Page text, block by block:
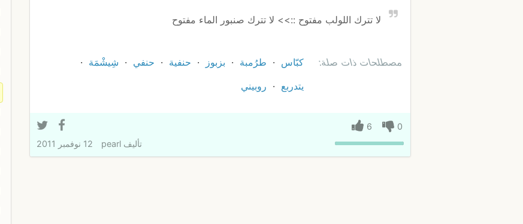
لا تترك اللولب مفتوح ::>> لا تترك صنبور الماء مفتوح
مصطلحات ذات صلة: كبّاس طرُمبة بزبوز حنفية حنفي
شِيشْمَة
يتدربع
روبيني
0
6
تأليفpearl 12 نوفمبر 2011